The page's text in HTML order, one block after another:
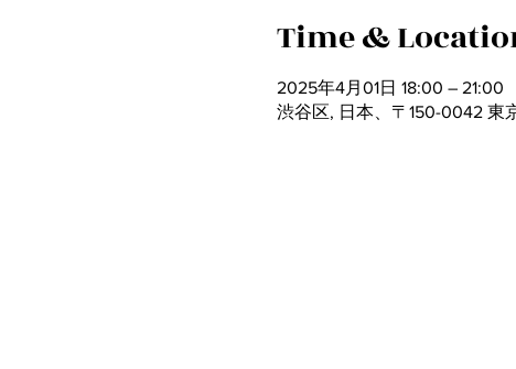
Time &
2025年4月01日 18:00 – 21:00
渋谷区, 日本、〒150-0042 東